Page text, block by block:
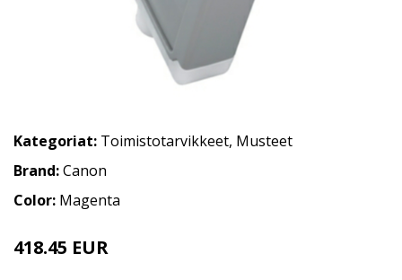
Kategoriat: Toimistotarvikkeet, Musteet
Brand:Canon
Color: Magenta
418.45 EUR